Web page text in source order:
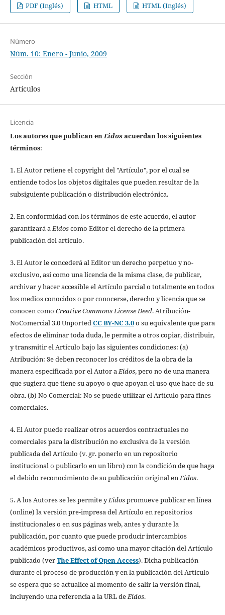
PDF (Inglés) HTML HTML (Inglés)
Número
Núm. 10: Enero - Junio, 2009
Sección
Artículos
Licencia
Los autores que publican enEidosacuerdan los siguientes
términos:
1. El Autor retiene el copyright del "Artículo", por el cual se
entiende todos los objetos digitales que pueden resultar de la
subsiguiente publicación o distribución electrónica.
2. En conformidad con los términos de este acuerdo, el autor
garantizará aEidoscomo Editor el derecho de la primera
publicación del artículo.
3. El Autor le concederá al Editor un derecho perpetuo y no-
exclusivo, así como una licencia de la misma clase, de publicar,
archivar y hacer accesible el Artículo parcial o totalmente en todos
los medios conocidos o por conocerse, derecho y licencia que se
conocen como Creative Commons License Deed. Atribución-
NoComercial 3.0 UnportedCC BY-NC 3.0o su equivalente que para
efectos de eliminar toda duda, le permite a otros copiar, distribuir,
y transmitir el Artículo bajo las siguientes condiciones: (a)
Atribución: Se deben reconocer los créditos de la obra de la
manera especificada por el Autor aEidos, pero no de una manera
que sugiera que tiene su apoyo o que apoyan el uso que hace de su
obra. (b) No Comercial: No se puede utilizar el Artículo para fines
comerciales.
4. El Autor puede realizar otros acuerdos contractuales no
comerciales para la distribución no exclusiva de la versión
publicada del Artículo (v. gr. ponerlo en un repositorio
institucional o publicarlo en un libro) con la condición de que haga
el debido reconocimiento de su publicación original enEidos.
5. A los Autores se les permite yEidospromueve publicar en línea
(online) la versión pre-impresa del Artículo en repositorios
institucionales o en sus páginas web, antes y durante la
publicación, por cuanto que puede producir intercambios
académicos productivos, así como una mayor citación del Artículo
publicado (verThe Effect of Open Access). Dicha publicación
durante el proceso de producción y en la publicación del Artículo
se espera que se actualice al momento de salir la versión final,
incluyendo una referencia a la URL deEidos.